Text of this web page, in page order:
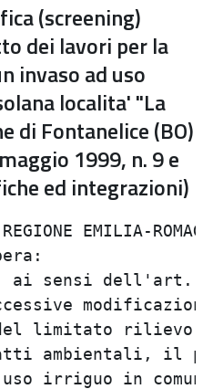
(screening)
dei lavori per la
invaso ad uso
localita' "La
di Fontanelice (BO)
1999, n. 9 e
ed integrazioni)
DELLA
ai sensi
successive
del limitato
uso irriguo in